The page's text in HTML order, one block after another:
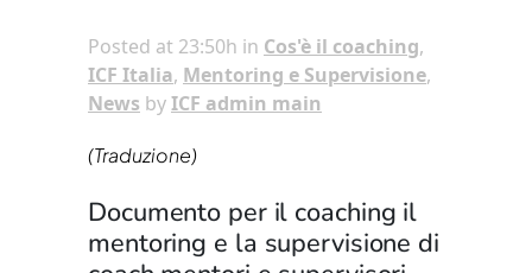
Posted at 23:50h in Cos'è il coaching,
ICF Italia, Mentoring e Supervisione,
News byICF admin main
(Traduzione)
Documento per il coaching il
mentoring e la supervisione di